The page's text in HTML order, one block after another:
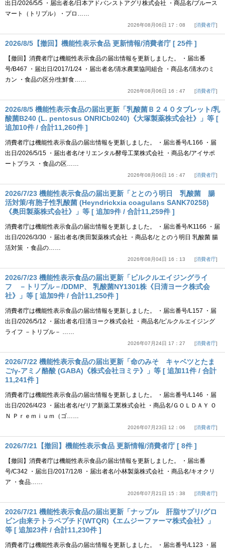
出日/2026/5/5 ・届出者名/日本アドバンストアグリ株式会社 ・商品名/ブルース
マート（トリプル）・プロ……
2026年08月06日 17：08 消費者庁
2026/8/5【撤回】機能性表示食品 更新情報/消費者庁 [ 25件 ]
【撤回】消費者庁は機能性表示食品の届出情報を更新しました。 ・届出番
号/B467 ・届出日/2017/1/24 ・届出者名/清水農業協同組合 ・商品名/清水のミ
カン ・食品の区分/生鮮食……
2026年08月06日 16：47 消費者庁
2026/8/5 機能性表示食品の届出更新「乳酸菌Ｂ２４０タブレット/乳
酸菌B240 (L. pentosus ONRICb0240)《大塚製薬株式会社》」等 [
追加10件 / 合計11,260件 ]
消費者庁は機能性表示食品の届出情報を更新しました。 ・届出番号/L166 ・届
出日/2026/5/15 ・届出者名/オリエンタル酵母工業株式会社 ・商品名/アイサポ
ートプラス ・食品の区……
2026年08月06日 16：47 消費者庁
2026/7/23 機能性表示食品の届出更新「ととのう明日 乳酸菌 腸
活対策/有胞子性乳酸菌 (Heyndrickxia coagulans SANK70258)
《奥田製薬株式会社》」等 [ 追加9件 / 合計11,259件 ]
消費者庁は機能性表示食品の届出情報を更新しました。 ・届出番号/K1166 ・届
出日/2026/3/30 ・届出者名/奥田製薬株式会社 ・商品名/ととのう明日 乳酸菌 腸
活対策 ・食品の……
2026年08月04日 16：13 消費者庁
2026/7/23 機能性表示食品の届出更新「ピルクルエイジングライ
フ －トリプル－/DDMP、 乳酸菌NY1301株《日清ヨーク株式会
社》」等 [ 追加9件 / 合計11,250件 ]
消費者庁は機能性表示食品の届出情報を更新しました。 ・届出番号/L157 ・届
出日/2026/5/12 ・届出者名/日清ヨーク株式会社 ・商品名/ピルクルエイジング
ライフ －トリプル－ ……
2026年07月24日 17：27 消費者庁
2026/7/22 機能性表示食品の届出更新「命のみそ キャベツとたま
ご/γ-アミノ酪酸 (GABA)《株式会社ヨミテ》」等 [ 追加11件 / 合計
11,241件 ]
消費者庁は機能性表示食品の届出情報を更新しました。 ・届出番号/L146 ・届
出日/2026/4/23 ・届出者名/ゼリア新薬工業株式会社 ・商品名/ＧＯＬＤＡＹ Ｏ
Ｎ Ｐｒｅｍｉｕｍ（ゴ……
2026年07月23日 12：06 消費者庁
2026/7/21【撤回】機能性表示食品 更新情報/消費者庁 [ 8件 ]
【撤回】消費者庁は機能性表示食品の届出情報を更新しました。 ・届出番
号/C342 ・届出日/2017/12/8 ・届出者名/小林製薬株式会社 ・商品名/キオクリ
ア ・食品……
2026年07月21日 15：38 消費者庁
2026/7/21 機能性表示食品の届出更新「ナップル 肝脂サプリ/グロ
ビン由来テトラペプチド(WTQR)《エムジーファーマ株式会社》」
等 [ 追加23件 / 合計11,230件 ]
消費者庁は機能性表示食品の届出情報を更新しました。 ・届出番号/L123 ・届